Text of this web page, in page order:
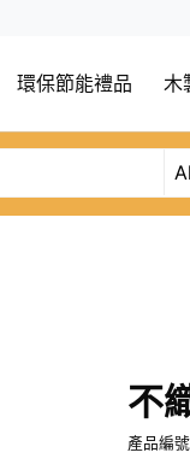
環保節能禮品 木
不
產品編